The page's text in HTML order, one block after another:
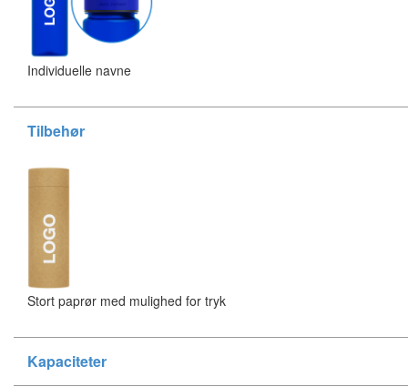
Individuelle navne
Tilbehør
Stort paprør med mulighed for tryk
Kapaciteter